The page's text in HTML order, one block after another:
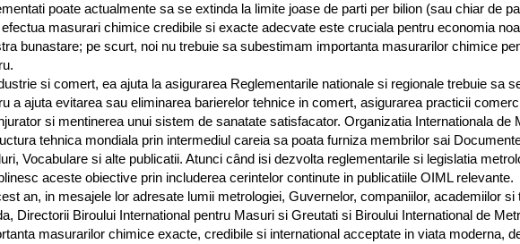
poate actualmente sa se extinda la limite joase de parti per bilion (sau chiar de
masurari chimice credibile si exacte adecvate este cruciala pentru economia
bunastare; pe scurt, noi nu trebuie sa subestimam importanta masurarilor chimice
si comert, ea ajuta la asigurarea Reglementarile nationale si regionale trebuie sa
a ajuta evitarea sau eliminarea barierelor tehnice in comert, asigurarea practicii
si mentinerea unui sistem de sanatate satisfacator. Organizatia Internationala de
tehnica mondiala prin intermediul careia sa poata furniza membrilor sai
Vocabulare si alte publicatii. Atunci când isi dezvolta reglementarile si legislatia
aceste obiective prin includerea cerintelor continute in publicatiile OIML relevante.
an, in mesajele lor adresate lumii metrologiei, Guvernelor, companiilor, academiilor
Directorii Biroului International pentru Masuri si Greutati si Biroului International de
masurarilor chimice exacte, credibile si international acceptate in viata moderna,